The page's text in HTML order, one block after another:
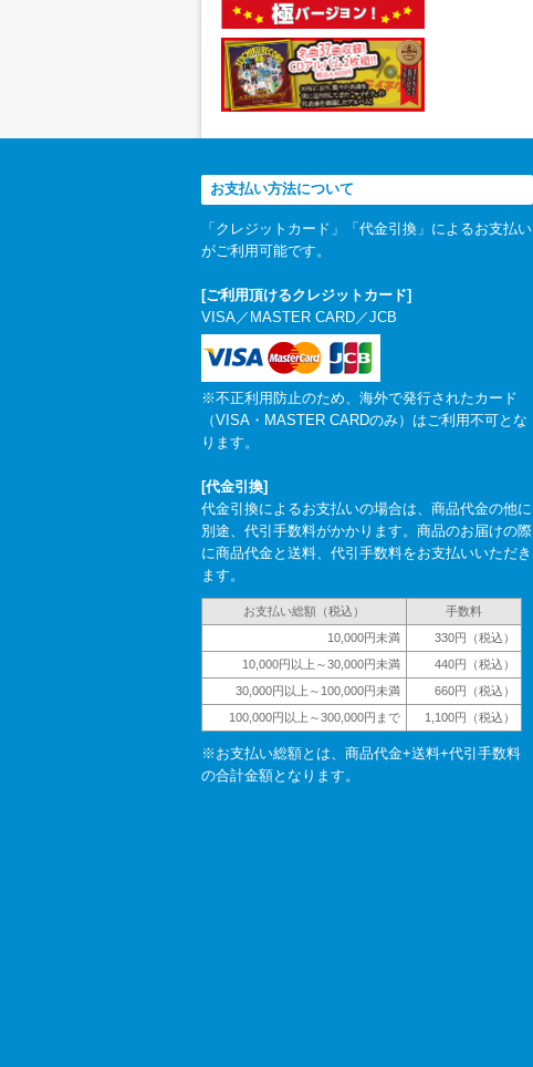
お支払い方法について
「クレジットカード」「代金引換」によるお支払い
がご利用可能です。
[ご利用頂けるクレジットカード]
VISA／MASTER CARD／JCB
※不正利用防止のため、海外で発行されたカード
（VISA・MASTER CARDのみ）はご利用不可とな
ります。
[代金引換]
代金引換によるお支払いの場合は、商品代金の他に
別途、代引手数料がかかります。商品のお届けの際
に商品代金と送料、代引手数料をお支払いいただき
ます。
お支払い総額（税込）
手数料
10,000円未満
330円（税込）
10,000円以上～30,000円未満
440円（税込）
30,000円以上～100,000円未満
660円（税込）
100,000円以上～300,000円まで
1,100円（税込）
※お支払い総額とは、商品代金+送料+代引手数料
の合計金額となります。